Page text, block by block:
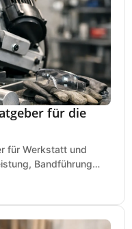
für die
für Werkstatt und
Bandführung